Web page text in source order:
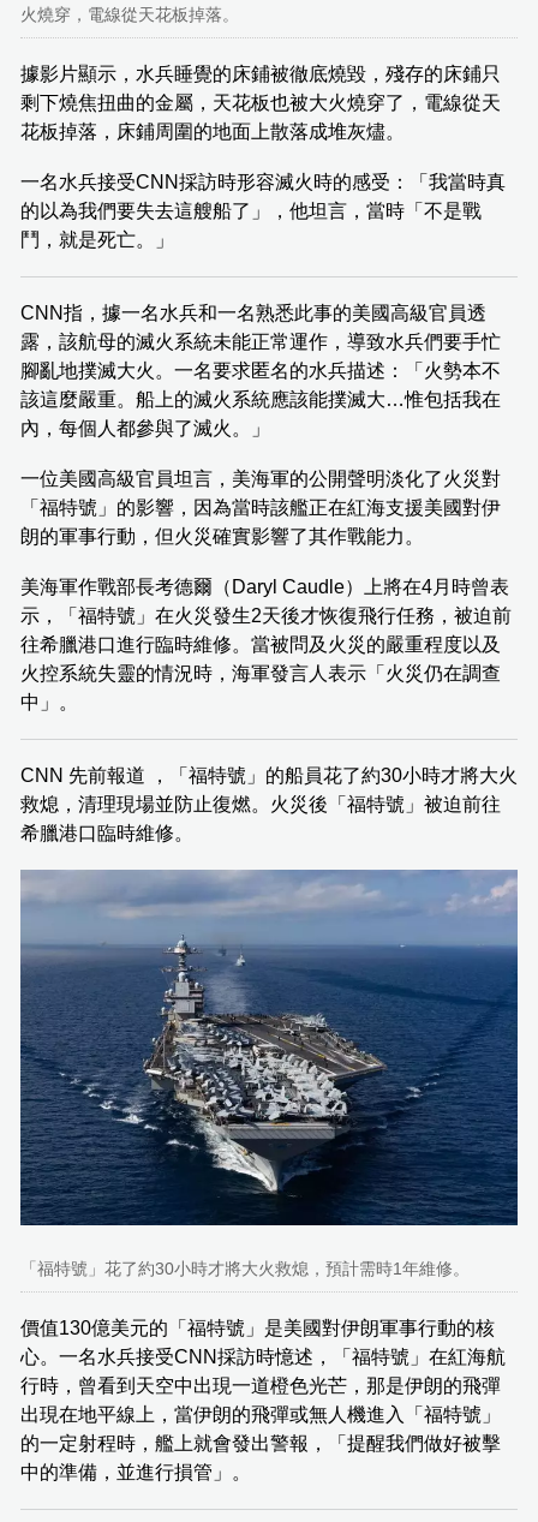
火燒穿，電線從天花板掉落。
據影片顯示，水兵睡覺的床鋪被徹底燒毀，殘存的床鋪只
剩下燒焦扭曲的金屬，天花板也被大火燒穿了，電線從天
花板掉落，床鋪周圍的地面上散落成堆灰燼。
一名水兵接受CNN採訪時形容滅火時的感受：「我當時真
的以為我們要失去這艘船了」，他坦言，當時「不是戰
鬥，就是死亡。」
CNN指，據一名水兵和一名熟悉此事的美國高級官員透
露，該航母的滅火系統未能正常運作，導致水兵們要手忙
腳亂地撲滅大火。一名要求匿名的水兵描述：「火勢本不
該這麼嚴重。船上的滅火系統應該能撲滅大…惟包括我在
內，每個人都參與了滅火。」
一位美國高級官員坦言，美海軍的公開聲明淡化了火災對
「福特號」的影響，因為當時該艦正在紅海支援美國對伊
朗的軍事行動，但火災確實影響了其作戰能力。
美海軍作戰部長考德爾（Daryl Caudle）上將在4月時曾表
示，「福特號」在火災發生2天後才恢復飛行任務，被迫前
往希臘港口進行臨時維修。當被問及火災的嚴重程度以及
火控系統失靈的情況時，海軍發言人表示「火災仍在調查
中」。
CNN 先前報道 ，「福特號」的船員花了約30小時才將大火
救熄，清理現場並防止復燃。火災後「福特號」被迫前往
希臘港口臨時維修。
「福特號」花了約30小時才將大火救熄，預計需時1年維修。
價值130億美元的「福特號」是美國對伊朗軍事行動的核
心。一名水兵接受CNN採訪時憶述，「福特號」在紅海航
行時，曾看到天空中出現一道橙色光芒，那是伊朗的飛彈
出現在地平線上，當伊朗的飛彈或無人機進入「福特號」
的一定射程時，艦上就會發出警報，「提醒我們做好被擊
中的準備，並進行損管」。